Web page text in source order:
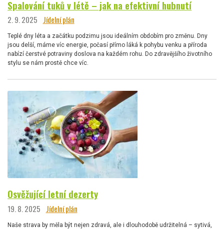
Spalování tuků v létě – jak na efektivní hubnutí
2. 9. 2025 Jídelní plán
Teplé dny léta a začátku podzimu jsou ideálním obdobím pro změnu. Dny
jsou delší, máme víc energie, počasí přímo láká k pohybu venku a příroda
nabízí čerstvé potraviny doslova na každém rohu. Do zdravějšího životního
stylu se nám prostě chce víc.
Osvěžující letní dezerty
19. 8. 2025 Jídelní plán
Naše strava by měla být nejen zdravá, ale i dlouhodobě udržitelná – sytivá,